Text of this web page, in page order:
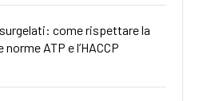
come rispettare la
ATP e l’HACCP